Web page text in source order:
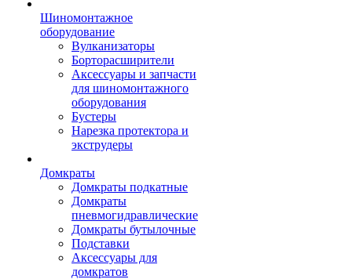
Шиномонтажное
оборудование
Вулканизаторы
Борторасширители
Аксессуары и запчасти
для шиномонтажного
оборудования
Бустеры
Нарезка протектора и
экструдеры
Домкраты
Домкраты подкатные
Домкраты
пневмогидравлические
Домкраты бутылочные
Подставки
Аксессуары для
домкратов